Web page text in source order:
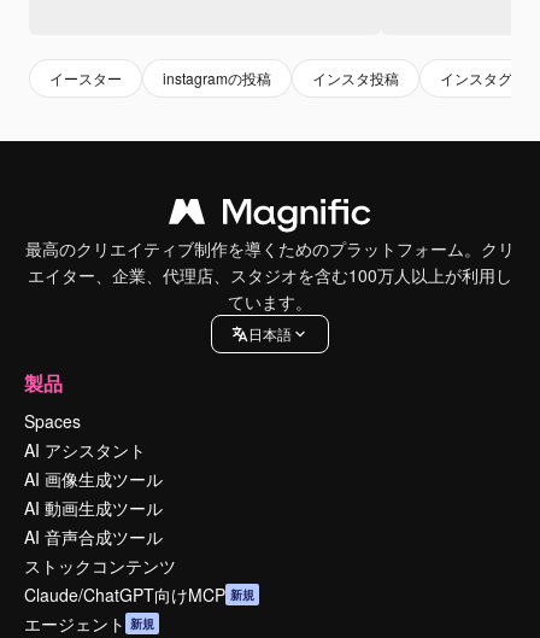
イースター instagramの投稿 インスタ投稿 インスタグラム
最高のクリエイティブ制作を導くためのプラットフォーム。クリ
エイター、企業、代理店、スタジオを含む100万人以上が利用し
ています。
日本語
製品
Spaces
AI アシスタント
AI 画像生成ツール
AI 動画生成ツール
AI 音声合成ツール
ストックコンテンツ
Claude/ChatGPT向けMCP 新規
エージェント 新規